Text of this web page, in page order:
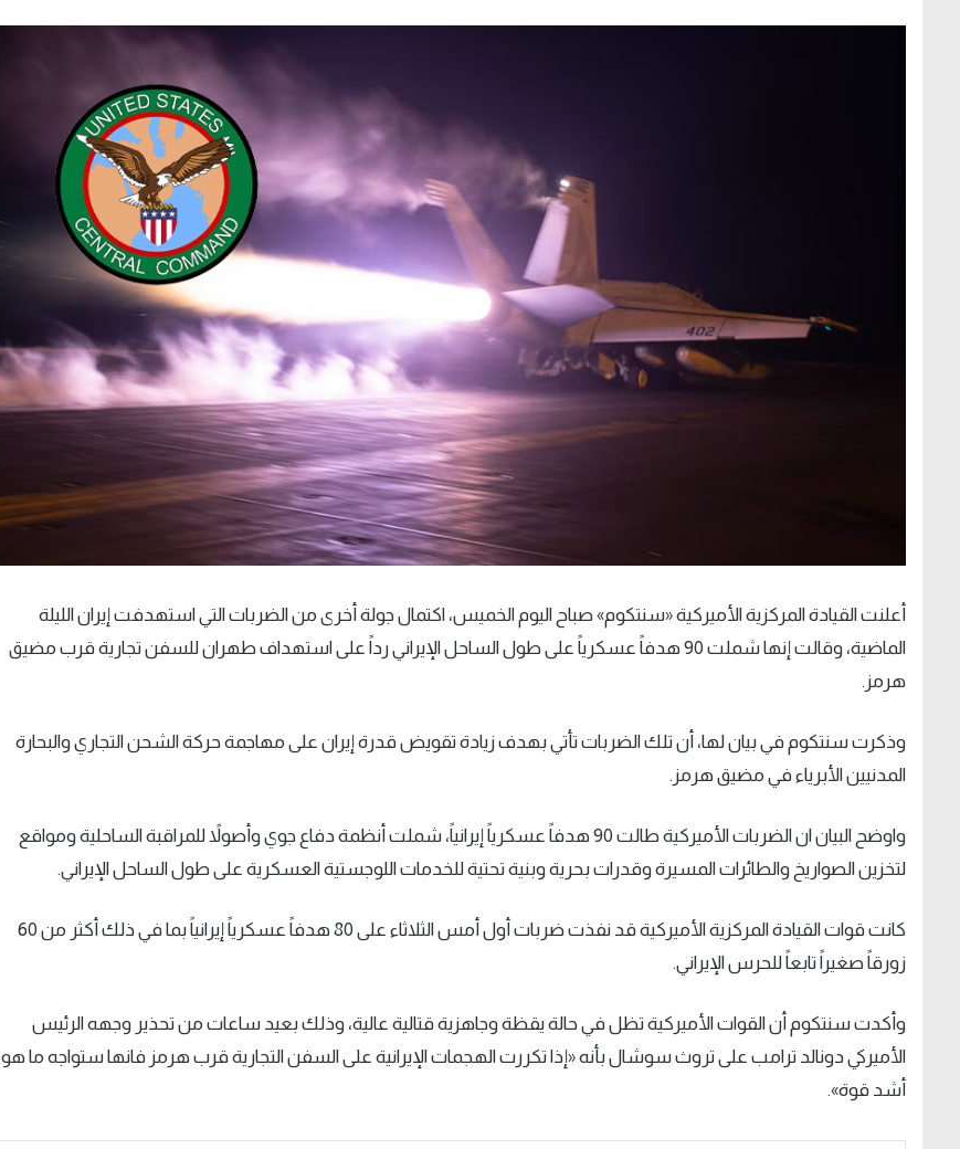
أعلنت القيادة المركزية الأميركية «سنتكوم» صباح اليوم الخميس، اكتمال جولة أخرى من الضربات التي استهدفت إيران الليلة
الماضية، وقالت إنها شملت 90 هدفاً عسكرياً على طول الساحل الإيراني رداً على استهداف طهران للسفن تجارية قرب مضيق
هرمز.
وذكرت سنتكوم في بيان لها، أن تلك الضربات تأتي بهدف زيادة تقويض قدرة إيران على مهاجمة حركة الشحن التجاري والبحارة
المدنيين الأبرياء في مضيق هرمز.
واوضح البيان ان الضربات الأميركية طالت 90 هدفاً عسكرياً إيرانياً، شملت أنظمة دفاع جوي وأصولاً للمراقبة الساحلية ومواقع
لتخزين الصواريخ والطائرات المسيرة وقدرات بحرية وبنية تحتية للخدمات اللوجستية العسكرية على طول الساحل الإيراني.
كانت قوات القيادة المركزية الأميركية قد نفذت ضربات أول أمس الثلاثاء على 80 هدفاً عسكرياً إيرانياً بما في ذلك أكثر من 60
زورقاً صغيراً تابعاً للحرس الإيراني.
وأكدت سنتكوم أن القوات الأميركية تظل في حالة يقظة وجاهزية قتالية عالية، وذلك بعيد ساعات من تحذير وجهه الرئيس
الأميركي دونالد ترامب على تروث سوشال بأنه «إذا تكررت الهجمات الإيرانية على السفن التجارية قرب هرمز فانها ستواجه ما هو
أشد قوة».